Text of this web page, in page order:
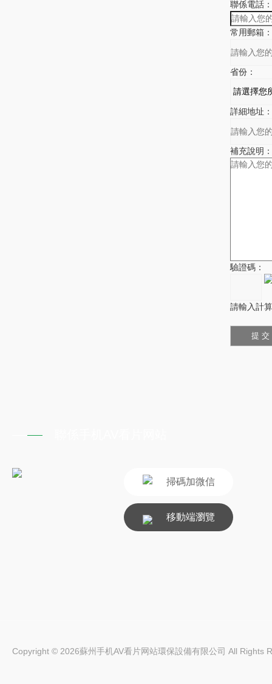
聯係電話：
常用郵箱：
省份：
詳細地址：
補充說明：
驗證碼：
請輸入計
掃碼加微信
移動端瀏覽
Copyright © 2026蘇州手机AV看片网站環保設備有限公司 All